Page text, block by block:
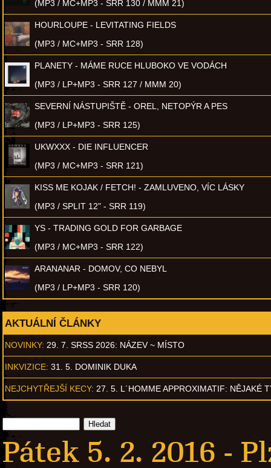
(MP3 / MC+MP3 - SRR 130 / MMM 21)
HOURLOUPE - LEVITATING FIELDS
(MP3 / MC+MP3 - SRR 128)
PLANETY - MÁME RUCE HLUBOKO VE VODÁCH
(MP3 / LP+MP3 - SRR 127 / MMM 20)
SEVERNÍ NÁSTUPIŠTĚ - OREL, NETOPÝR A PES
(MP3 / LP+MP3 - SRR 125)
UKWXXX - DIE INFLUENCER
(MP3 / MC+MP3 - SRR 121)
KISS ME KOJAK / FETCH! - ZAMLUVENO, VÍC LÁSKY
(MP3 / SPLIT 12" - SRR 119)
YS - TRADING GOLD FOR GARBAGE
(MP3 / MC+MP3 - SRR 122)
ARANANAR - DOMOV, CO NEBYL
(MP3 / LP+MP3 - SRR 120)
AKTUÁLNÍ ČLÁNKY
NOVINKY: 29. 7. SRSS 2026: NÁZEV ~ MÍSTO
INKVIZICE: 31. 5. DOMINIK DUKA
NEJCHYTŘEJŠÍ KECY: 27. 5. L´HOMME APPROXIMATIF: NĚJAKÉ
Pátek 5. 2. 2016 -